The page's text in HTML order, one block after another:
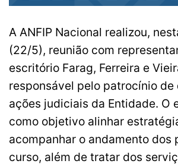
A ANFIP Nacional realizou,
(22/5), reunião com
escritório Farag, Ferreira e
responsável pelo patrocínio de
ações judiciais da Entidade. O
como objetivo alinhar
acompanhar o andamento dos
curso, além de tratar dos